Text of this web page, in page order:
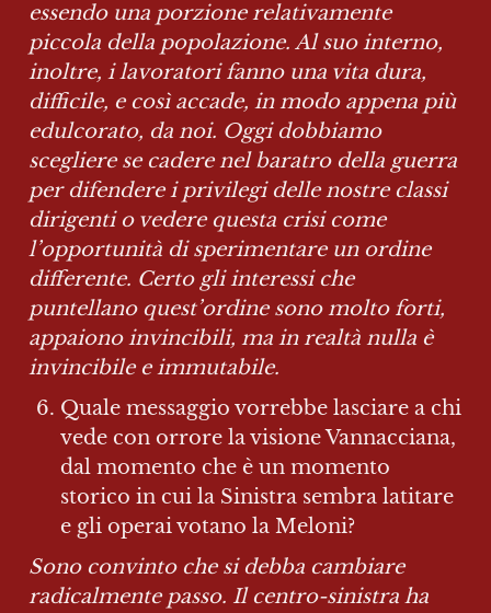
essendo una porzione relativamente
piccola della popolazione. Al suo interno,
inoltre, i lavoratori fanno una vita dura,
difficile, e così accade, in modo appena più
edulcorato, da noi. Oggi dobbiamo
scegliere se cadere nel baratro della guerra
per difendere i privilegi delle nostre classi
dirigenti o vedere questa crisi come
l’opportunità di sperimentare un ordine
differente. Certo gli interessi che
puntellano quest’ordine sono molto forti,
appaiono invincibili, ma in realtà nulla è
invincibile e immutabile.
Quale messaggio vorrebbe lasciare a chi
vede con orrore la visione Vannacciana,
dal momento che è un momento
storico in cui la Sinistra sembra latitare
e gli operai votano la Meloni?
Sono convinto che si debba cambiare
radicalmente passo. Il centro-sinistra ha